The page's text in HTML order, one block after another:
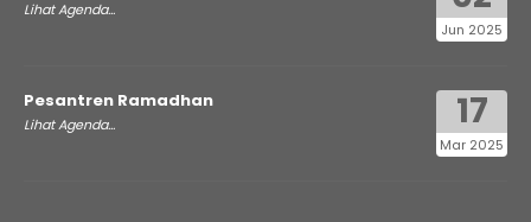
Jun 2025
Lihat Agenda...
17
Mar 2025
Pesantren Ramadhan
Lihat Agenda...